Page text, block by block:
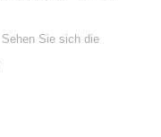
Sehen Sie sich die